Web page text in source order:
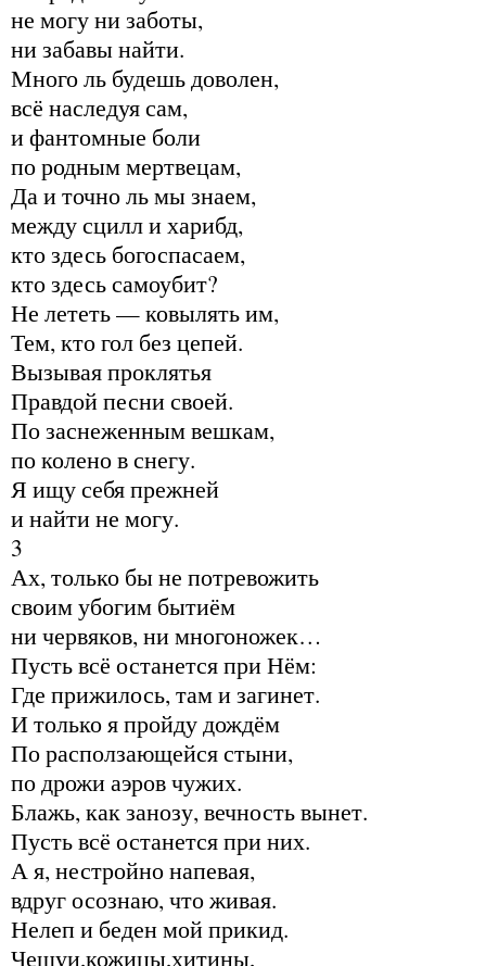
не могу ни заботы,
ни забавы найти.
Много ль будешь доволен,
всё наследуя сам,
и фантомные боли
по родным мертвецам,
Да и точно ль мы знаем,
между сцилл и харибд,
кто здесь богоспасаем,
кто здесь самоубит?
Не лететь — ковылять им,
Тем, кто гол без цепей.
Вызывая проклятья
Правдой песни своей.
По заснеженным вешкам,
по колено в снегу.
Я ищу себя прежней
и найти не могу.
3
Ах, только бы не потревожить
своим убогим бытиём
ни червяков, ни многоножек…
Пусть всё останется при Нём:
Где прижилось, там и загинет.
И только я пройду дождём
По расползающейся стыни,
по дрожи аэров чужих.
Блажь, как занозу, вечность вынет.
Пусть всё останется при них.
А я, нестройно напевая,
вдруг осознаю, что живая.
Нелеп и беден мой прикид.
Чешуи,кожицы,хитины,